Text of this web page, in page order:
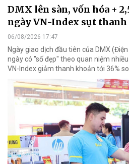
DMX lên sàn, vốn hóa +
ngày VN-Index sụt
06/08/2026 17:47
Ngày giao dịch đầu tiên của DMX
ngày có "số đẹp" theo quan niệm
VN-Index giảm thanh khoản tới 36%